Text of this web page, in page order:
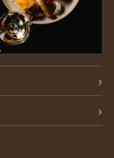
›
›